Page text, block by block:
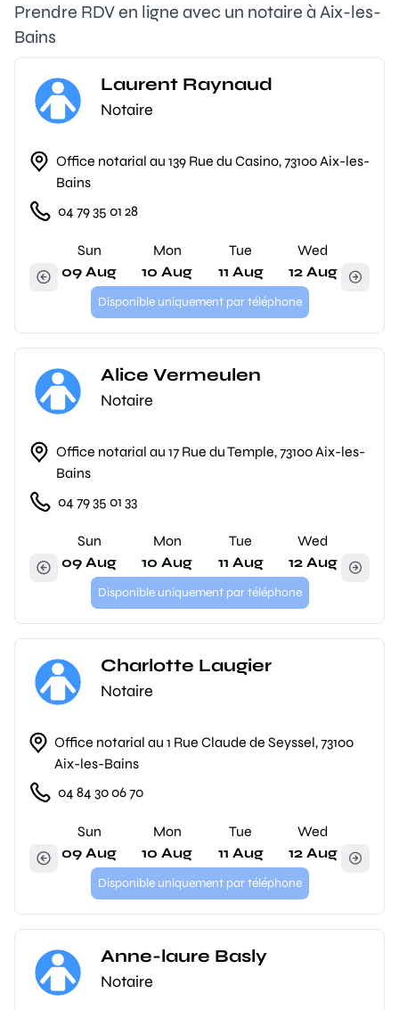
Prendre RDV en ligne avec un notaire à Aix-les-
Bains
Laurent Raynaud
Notaire
Office notarial au 139 Rue du Casino, 73100 Aix-les-
Bains
04 79 35 01 28
Sun
09 Aug
Mon
10 Aug
Tue
11 Aug
Wed
12 Aug
Disponible uniquement par téléphone
Alice Vermeulen
Notaire
Office notarial au 17 Rue du Temple, 73100 Aix-les-
Bains
04 79 35 01 33
Sun
09 Aug
Mon
10 Aug
Tue
11 Aug
Wed
12 Aug
Disponible uniquement par téléphone
Charlotte Laugier
Notaire
Office notarial au 1 Rue Claude de Seyssel, 73100
Aix-les-Bains
04 84 30 06 70
Sun
09 Aug
Mon
10 Aug
Tue
11 Aug
Wed
12 Aug
Disponible uniquement par téléphone
Anne-laure Basly
Notaire